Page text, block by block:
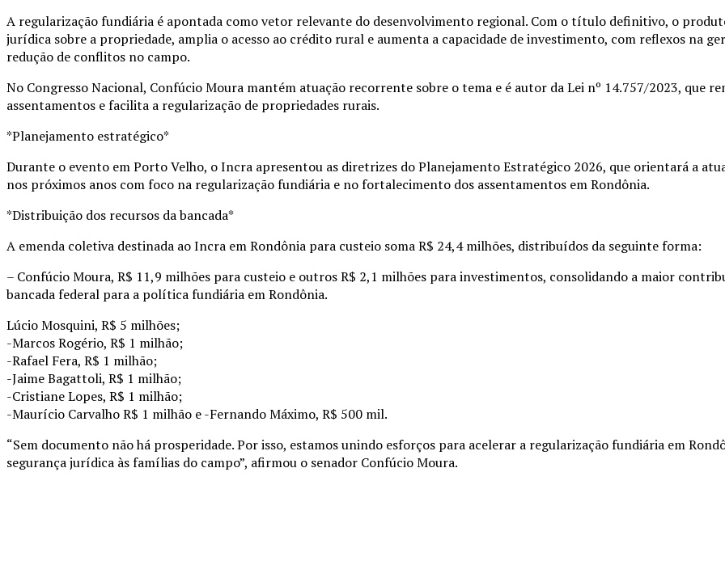
A regularização fundiária é apontada como vetor relevante do desenvolvimento regional. Com o título definitivo, o
jurídica sobre a propriedade, amplia o acesso ao crédito rural e aumenta a capacidade de investimento, com reflexos na
redução de conflitos no campo.
No Congresso Nacional, Confúcio Moura mantém atuação recorrente sobre o tema e é autor da Lei nº 14.757/2023, que
assentamentos e facilita a regularização de propriedades rurais.
*Planejamento estratégico*
Durante o evento em Porto Velho, o Incra apresentou as diretrizes do Planejamento Estratégico 2026, que orientará a
nos próximos anos com foco na regularização fundiária e no fortalecimento dos assentamentos em Rondônia.
*Distribuição dos recursos da bancada*
A emenda coletiva destinada ao Incra em Rondônia para custeio soma R$ 24,4 milhões, distribuídos da seguinte forma:
– Confúcio Moura, R$ 11,9 milhões para custeio e outros R$ 2,1 milhões para investimentos, consolidando a maior
bancada federal para a política fundiária em Rondônia.
Lúcio Mosquini, R$ 5 milhões;
-Marcos Rogério, R$ 1 milhão;
-Rafael Fera, R$ 1 milhão;
-Jaime Bagattoli, R$ 1 milhão;
-Cristiane Lopes, R$ 1 milhão;
-Maurício Carvalho R$ 1 milhão e -Fernando Máximo, R$ 500 mil.
“Sem documento não há prosperidade. Por isso, estamos unindo esforços para acelerar a regularização fundiária em
segurança jurídica às famílias do campo”, afirmou o senador Confúcio Moura.